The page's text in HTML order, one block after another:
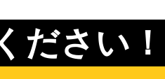
ださい！